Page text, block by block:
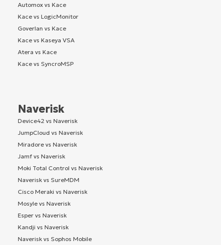
Automox vs Kace
Kace vs LogicMonitor
Goverlan vs Kace
Kace vs Kaseya VSA
Atera vs Kace
Kace vs SyncroMSP
Naverisk
Device42 vs Naverisk
JumpCloud vs Naverisk
Miradore vs Naverisk
Jamf vs Naverisk
Moki Total Control vs Naverisk
Naverisk vs SureMDM
Cisco Meraki vs Naverisk
Mosyle vs Naverisk
Esper vs Naverisk
Kandji vs Naverisk
Naverisk vs Sophos Mobile